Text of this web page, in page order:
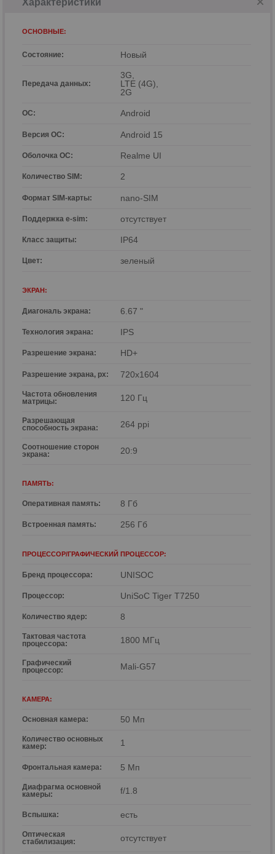
ОСНОВНЫЕ:
Состояние: Hовый
Передача данных:
3G,
LTE (4G),
2G
ОС: Android
Версия ОС: Android 15
Оболочка ОС: Realme UI
Количество SIM: 2
Формат SIM-карты: nano-SIM
Поддержка e-sim: отсутствует
Класс защиты: IP64
Цвет: зеленый
ЭКРАН:
Диагональ экрана: 6.67 "
Технология экрана: IPS
Разрешение экрана: HD+
Разрешение экрана, px: 720x1604
Частота обновления
матрицы:
120 Гц
Разрешающая
способность экрана:
264 ppi
Соотношение сторон
экрана:
20:9
ПАМЯТЬ:
Оперативная память: 8 Гб
Встроенная память: 256 Гб
ПРОЦЕССОР/ГРАФИЧЕСКИЙ ПРОЦЕССОР:
Бренд процессора: UNISOC
Процессор: UniSoC Tiger T7250
Количество ядер: 8
Тактовая частота
процессора:
1800 МГц
Графический
процессор:
Mali-G57
КАМЕРА:
Основная камера: 50 Мп
Количество основных
камер:
1
Фронтальная камера: 5 Мп
Диафрагма основной
камеры:
f/1.8
Вспышка: есть
Оптическая
стабилизация:
отсутствует